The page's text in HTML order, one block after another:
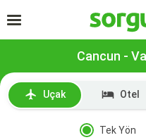
Cancun -
Uçak Otel
Tek Yön